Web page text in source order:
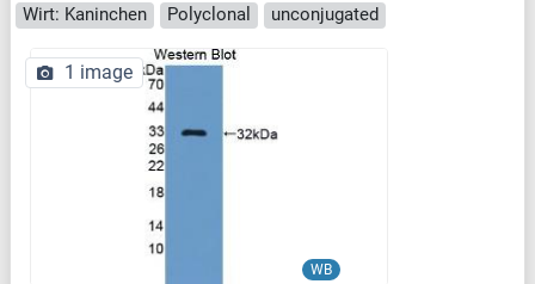
Wirt: Kaninchen
Polyclonal unconjugated
WB
1 image